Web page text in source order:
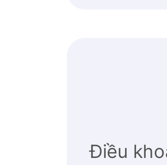
Điều